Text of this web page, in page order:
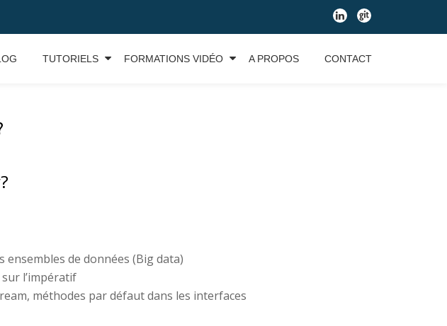
fa-
linkedin
fa-
git
TUTORIELS FORMATIONS VIDÉO A PROPOS CONTACT
de données (Big data)
l’impératif
méthodes par défaut dans les interfaces